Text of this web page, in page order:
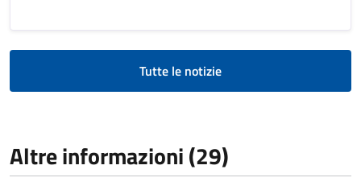
Tutte le notizie
Altre informazioni (29)